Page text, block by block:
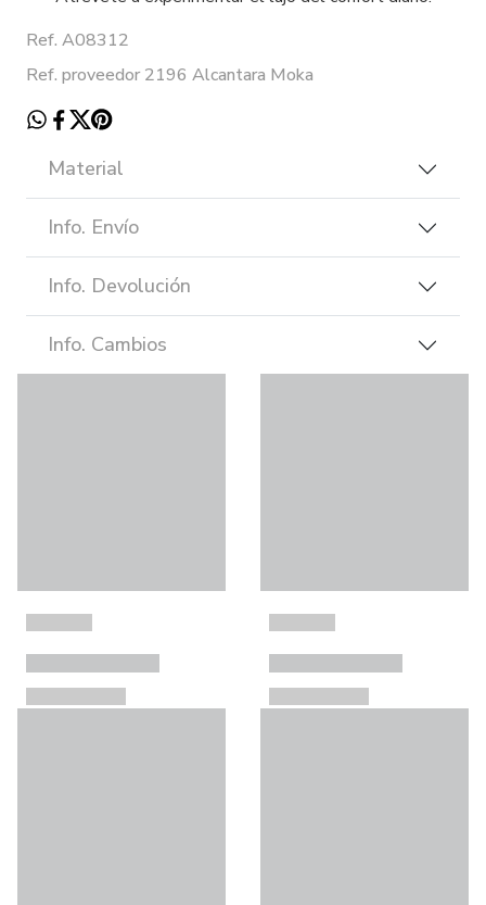
Ref. A08312
Ref. proveedor 2196 Alcantara Moka
Material
Info. Envío
Info. Devolución
Info. Cambios